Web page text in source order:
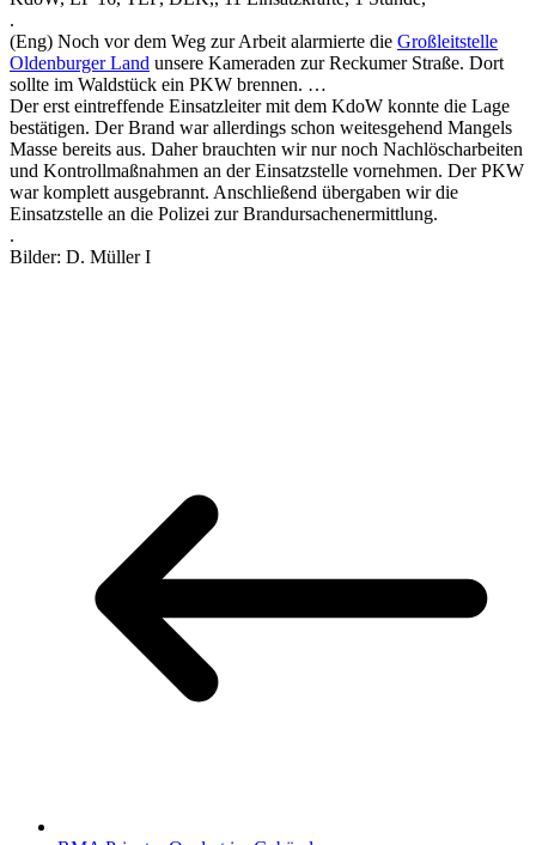
.
(Eng) Noch vor dem Weg zur Arbeit alarmierte die Großleitstelle
Oldenburger Land unsere Kameraden zur Reckumer Straße. Dort
sollte im Waldstück ein PKW brennen. …
Der erst eintreffende Einsatzleiter mit dem KdoW konnte die Lage
bestätigen. Der Brand war allerdings schon weitesgehend Mangels
Masse bereits aus. Daher brauchten wir nur noch Nachlöscharbeiten
und Kontrollmaßnahmen an der Einsatzstelle vornehmen. Der PKW
war komplett ausgebrannt. Anschließend übergaben wir die
Einsatzstelle an die Polizei zur Brandursachenermittlung.
.
Bilder: D. Müller I